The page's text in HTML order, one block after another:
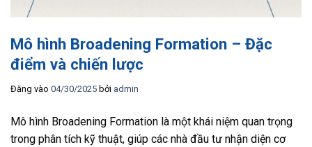
Mô hình Broadening Formation – Đặc
điểm và chiến lược
Đăng vào 04/30/2025 bởi admin
Mô hình Broadening Formation là một khái niệm quan trọng
trong phân tích kỹ thuật, giúp các nhà đầu tư nhận diện cơ